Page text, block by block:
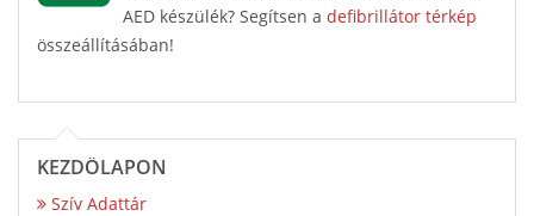
AED készülék? Segítsen a defibrillátor térkép
összeállításában!
KEZDŐLAPON
Szív Adattár